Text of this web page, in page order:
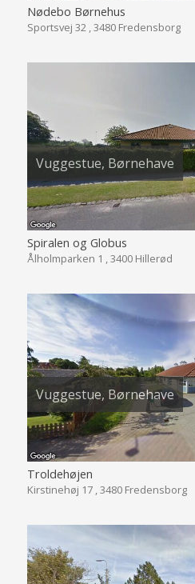
Nødebo Børnehus
Sportsvej 32 , 3480 Fredensborg
Vuggestue, Børnehave
Spiralen og Globus
Ålholmparken 1 , 3400 Hillerød
Vuggestue, Børnehave
Troldehøjen
Kirstinehøj 17 , 3480 Fredensborg